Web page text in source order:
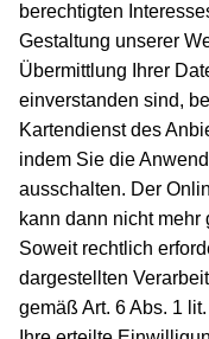
berechtigten
Gestaltung unserer
Übermittlung Ihrer
einverstanden sind,
Kartendienst des
indem Sie die
ausschalten. Der
kann dann nicht mehr
Soweit rechtlich
dargestellten
gemäß Art. 6 Abs. 1